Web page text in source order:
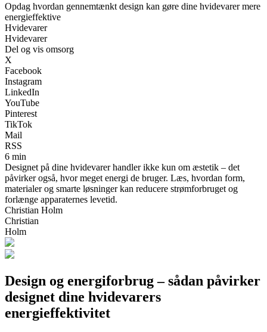
Opdag hvordan gennemtænkt design kan gøre dine hvidevarer mere
energieffektive
Hvidevarer
Hvidevarer
Del og vis omsorg
X
Facebook
Instagram
LinkedIn
YouTube
Pinterest
TikTok
Mail
RSS
6 min
Designet på dine hvidevarer handler ikke kun om æstetik – det
påvirker også, hvor meget energi de bruger. Læs, hvordan form,
materialer og smarte løsninger kan reducere strømforbruget og
forlænge apparaternes levetid.
Christian Holm
Christian
Holm
Design og energiforbrug – sådan påvirker
designet dine hvidevarers
energieffektivitet